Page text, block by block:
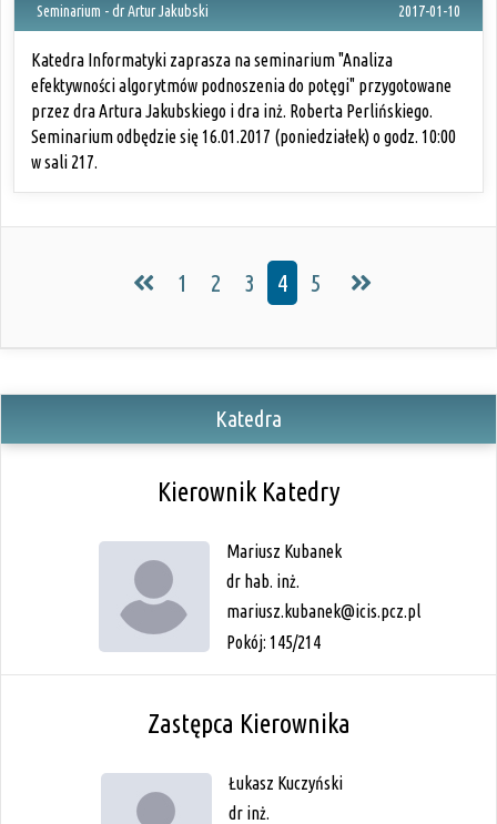
Seminarium - dr Artur Jakubski 2017-01-10
Katedra Informatyki zaprasza na seminarium "Analiza
efektywności algorytmów podnoszenia do potęgi" przygotowane
przez dra Artura Jakubskiego i dra inż. Roberta Perlińskiego.
Seminarium odbędzie się 16.01.2017 (poniedziałek) o godz. 10:00
w sali 217.
1 2 3 4 5
Katedra
Kierownik Katedry
Mariusz Kubanek
dr hab. inż.
mariusz.kubanek@icis.pcz.pl
Pokój: 145/214
Zastępca Kierownika
Łukasz Kuczyński
dr inż.